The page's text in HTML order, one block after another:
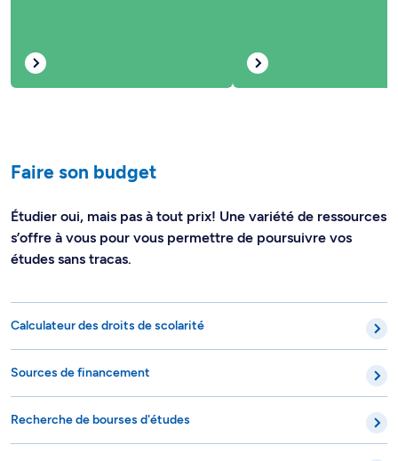
Faire son budget
Étudier oui, mais pas à tout prix! Une variété de ressources
s’offre à vous pour vous permettre de poursuivre vos
études sans tracas.
Calculateur des droits de scolarité
Sources de financement
Recherche de bourses d'études